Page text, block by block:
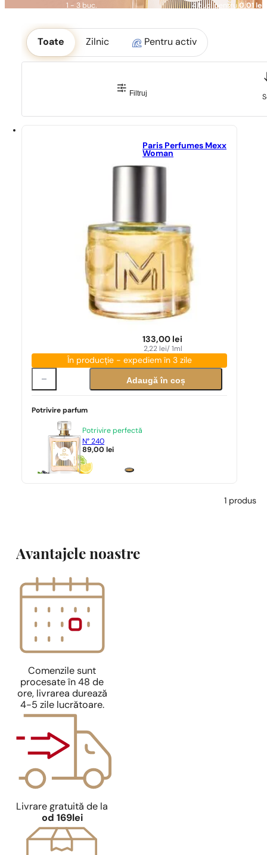
1 - 3 buc. 4 buc. pentru0,01 lei!
Okoliczność
Toate Zilnic Pentru activ
Filtruj
Paris Perfumes Mexx
Woman
133,00 lei
2,22 lei/ 1ml
În producție - expediem în 3 zile
Adaugă în coș
Potrivire parfum
Potrivire perfectă
N° 240
89,00 lei
1 produs
Avantajele noastre
Comenzile sunt
procesate în 48 de
ore, livrarea durează
4-5 zile lucrătoare.
Livrare gratuită de la
od 169lei